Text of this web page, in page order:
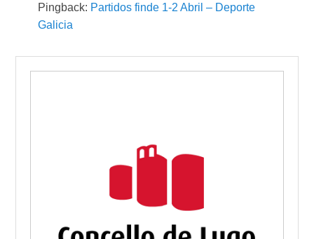
Pingback: Partidos finde 1-2 Abril – Deporte
Galicia